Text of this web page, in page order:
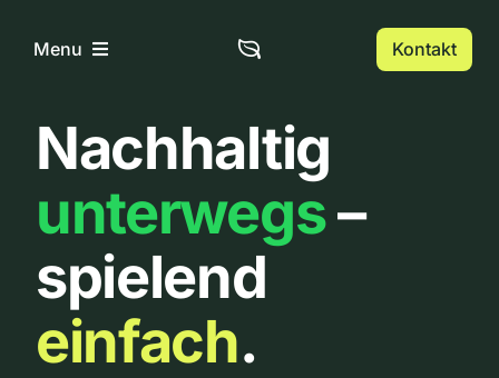
InhaltMenu
Home
Über uns
Urbanlist
Kontakt
Nachhaltig
unterwegs–
spielend
einfach.